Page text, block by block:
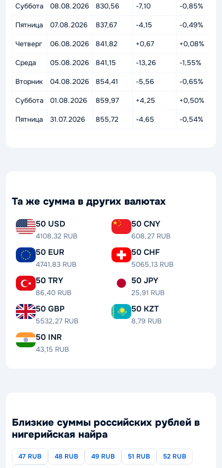
Суббота 08.08.2026 830,56 -7,10 -0,85%
Пятница 07.08.2026 837,67 -4,15 -0,49%
Четверг 06.08.2026 841,82 +0,67 +0,08%
Среда 05.08.2026 841,15 -13,26 -1,55%
Вторник 04.08.2026 854,41 -5,56 -0,65%
Суббота 01.08.2026 859,97 +4,25 +0,50%
Пятница 31.07.2026 855,72 -4,65 -0,54%
Та же сумма в других валютах
50 USD
4108,32 RUB
50 CNY
608,27 RUB
50 EUR
4741,83 RUB
50 CHF
5065,13 RUB
50 TRY
86,40 RUB
50 JPY
25,91 RUB
50 GBP
5532,27 RUB
50 KZT
8,79 RUB
50 INR
43,15 RUB
Близкие суммы российских рублей в
нигерийская найра
47 RUB 48 RUB 49 RUB 51 RUB
52 RUB